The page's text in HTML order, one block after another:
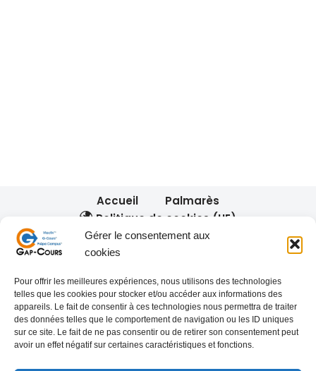
Gérer le consentement aux
cookies
Pour offrir les meilleures expériences, nous utilisons des technologies
telles que les cookies pour stocker et/ou accéder aux informations des
appareils. Le fait de consentir à ces technologies nous permettra de traiter
des données telles que le comportement de navigation ou les ID uniques
sur ce site. Le fait de ne pas consentir ou de retirer son consentement peut
avoir un effet négatif sur certaines caractéristiques et fonctions.
Accueil
Palmarès
Politique de cookies (UE)
Nos réseaux :